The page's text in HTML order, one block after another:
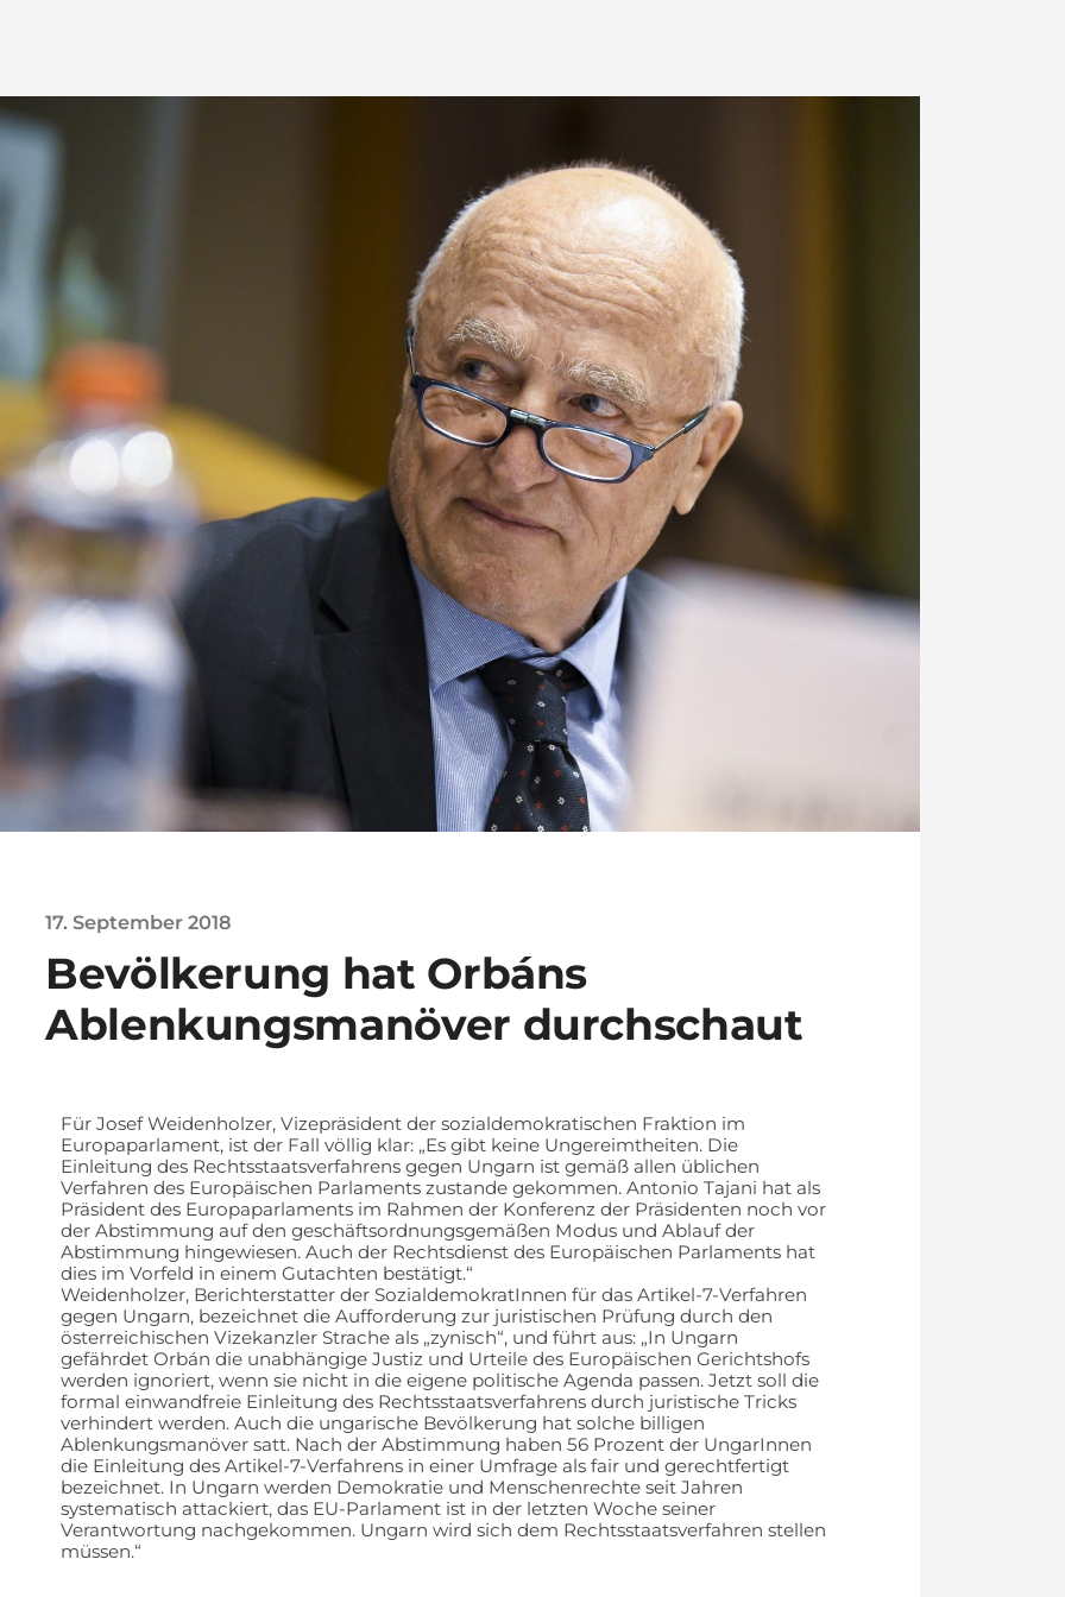
17. September 2018
Bevölkerung hat Orbáns
Ablenkungsmanöver durchschaut
Für Josef Weidenholzer, Vizepräsident der sozialdemokratischen Fraktion im
Europaparlament, ist der Fall völlig klar: „Es gibt keine Ungereimtheiten. Die
Einleitung des Rechtsstaatsverfahrens gegen Ungarn ist gemäß allen üblichen
Verfahren des Europäischen Parlaments zustande gekommen. Antonio Tajani hat als
Präsident des Europaparlaments im Rahmen der Konferenz der Präsidenten noch vor
der Abstimmung auf den geschäftsordnungsgemäßen Modus und Ablauf der
Abstimmung hingewiesen. Auch der Rechtsdienst des Europäischen Parlaments hat
dies im Vorfeld in einem Gutachten bestätigt.“
Weidenholzer, Berichterstatter der SozialdemokratInnen für das Artikel-7-Verfahren
gegen Ungarn, bezeichnet die Aufforderung zur juristischen Prüfung durch den
österreichischen Vizekanzler Strache als „zynisch“, und führt aus: „In Ungarn
gefährdet Orbán die unabhängige Justiz und Urteile des Europäischen Gerichtshofs
werden ignoriert, wenn sie nicht in die eigene politische Agenda passen. Jetzt soll die
formal einwandfreie Einleitung des Rechtsstaatsverfahrens durch juristische Tricks
verhindert werden. Auch die ungarische Bevölkerung hat solche billigen
Ablenkungsmanöver satt. Nach der Abstimmung haben 56 Prozent der UngarInnen
die Einleitung des Artikel-7-Verfahrens in einer Umfrage als fair und gerechtfertigt
bezeichnet. In Ungarn werden Demokratie und Menschenrechte seit Jahren
systematisch attackiert, das EU-Parlament ist in der letzten Woche seiner
Verantwortung nachgekommen. Ungarn wird sich dem Rechtsstaatsverfahren stellen
müssen.“